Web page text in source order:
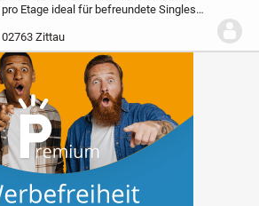
pro Etage ideal für befreundete Singles
einem gemeinsamen Zuhause erfüllen
wollen. Beide Wohnungen sind ähnlich
aufgeteilt...
02763 Zittau